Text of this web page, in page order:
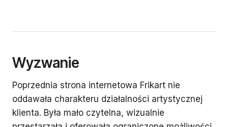
Wyzwanie
Poprzednia strona internetowa Frikart nie
oddawała charakteru działalności artystycznej
klienta. Była mało czytelna, wizualnie